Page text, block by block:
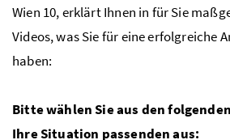
Wien 10, erklärt Ihnen in für Sie
Videos, was Sie für eine erfolgreiche
haben:
Bitte wählen Sie aus den
Ihre Situation passenden aus: